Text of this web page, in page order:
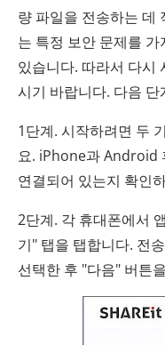
량 파일을 전송하는 데
는 특정 보안 문제를
있습니다. 따라서 다시
시기 바랍니다. 다음 단
1단계. 시작하려면 두
요. iPhone과 Android
연결되어 있는지 확인
2단계. 각 휴대폰에서
기" 탭을 탭합니다. 전
선택한 후 "다음" 버튼